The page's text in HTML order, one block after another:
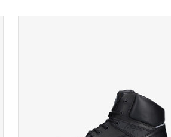
TOON PRODUCTPAGINA